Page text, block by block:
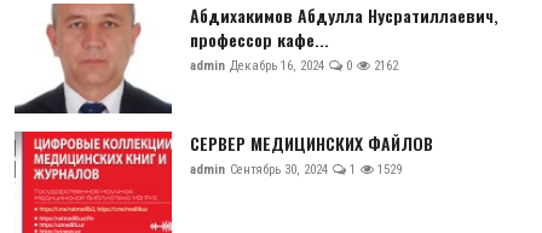
Абдихакимов Абдулла Нусратиллаевич,
профессор кафе...
admin Декабрь 16, 2024 0 2162
СЕРВЕР МЕДИЦИНСКИХ ФАЙЛОВ
admin Сентябрь 30, 2024 1 1529